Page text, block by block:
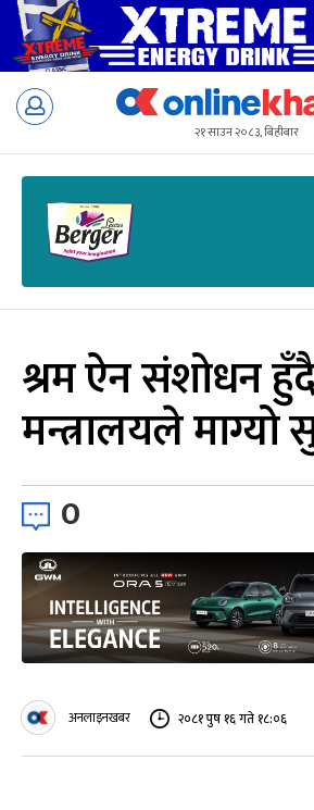
Skip
२१ साउन २०८३, बिहीबार
श्रम ऐन संशोधन
मन्त्रालयले माग्यो
0
अनलाइनखबर २०८१ पुष १६ गते १८:०६